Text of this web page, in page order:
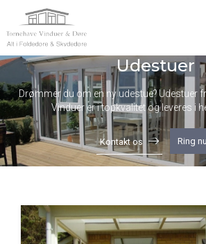
hovedindhold
Udestuer
Drømmer du om en ny udestue? Udestuer
Vinduer er i topkvalitet og leveres i
Kontakt os Ring nu